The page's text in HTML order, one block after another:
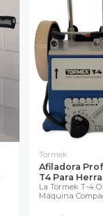
Tormek
Afiladora
T4 Para
La Tormek T-4
Máquina